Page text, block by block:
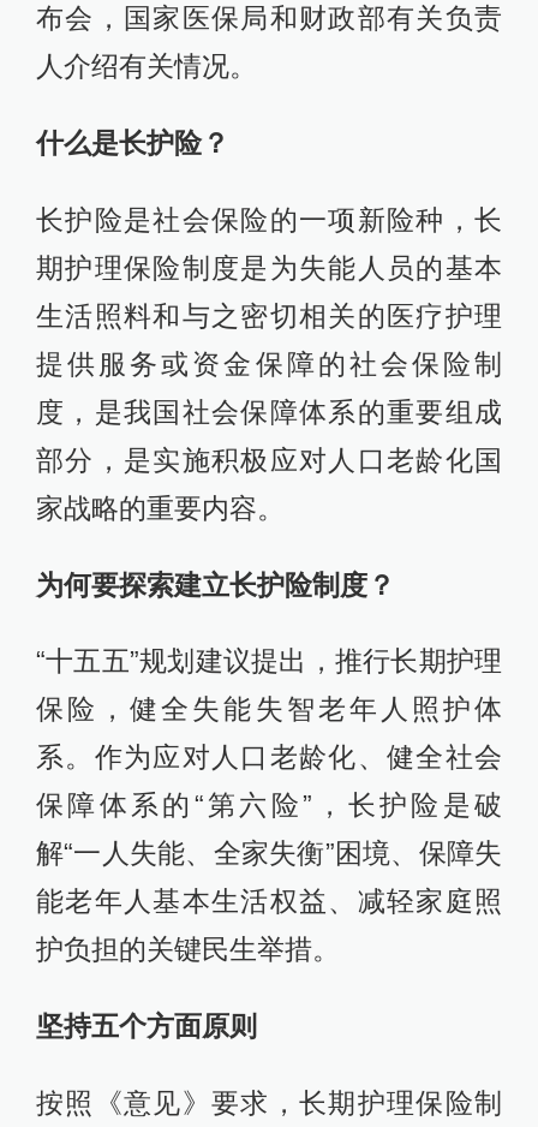
布会，国家医保局和财政部有关负责
人介绍有关情况。
什么是长护险？
长护险是社会保险的一项新险种，长
期护理保险制度是为失能人员的基本
生活照料和与之密切相关的医疗护理
提供服务或资金保障的社会保险制
度，是我国社会保障体系的重要组成
部分，是实施积极应对人口老龄化国
家战略的重要内容。
为何要探索建立长护险制度？
“十五五”规划建议提出，推行长期护理
保险，健全失能失智老年人照护体
系。作为应对人口老龄化、健全社会
保障体系的“第六险”，长护险是破
解“一人失能、全家失衡”困境、保障失
能老年人基本生活权益、减轻家庭照
护负担的关键民生举措。
坚持五个方面原则
按照《意见》要求，长期护理保险制